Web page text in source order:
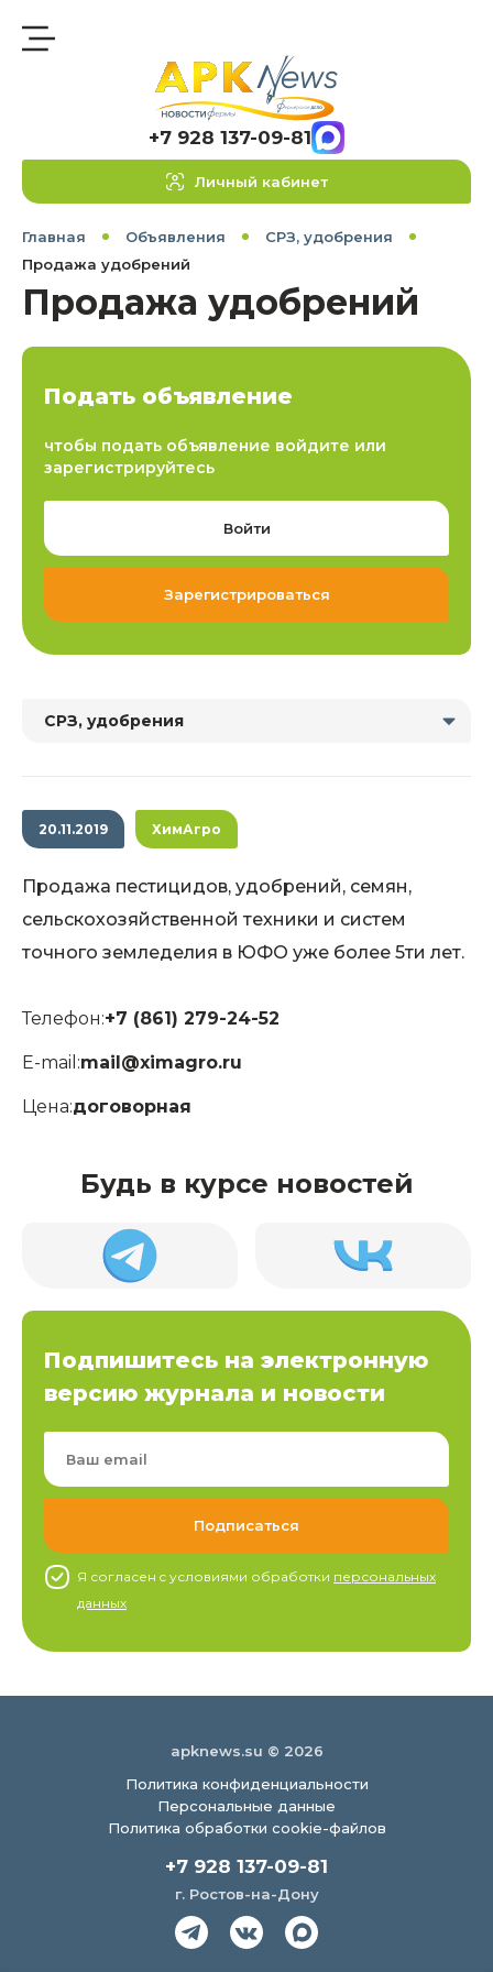
+7 928 137-09-81
Личный кабинет
Главная Объявления
СРЗ, удобрения
Продажа удобрений
Продажа удобрений
Подать объявление
чтобы подать объявление войдите или
зарегистрируйтесь
Войти
Зарегистрироваться
СРЗ, удобрения
20.11.2019 ХимАгро
Продажа пестицидов, удобрений, семян,
сельскохозяйственной техники и систем
точного земледелия в ЮФО уже более 5ти лет.
Телефон:+7 (861) 279-24-52
E-mail:mail@ximagro.ru
Цена:договорная
Будь в курсе новостей
Подпишитесь на электронную
версию журнала и новости
Я согласен c условиями обработки персональных
данных
apknews.su © 2026
Политика конфиденциальности
Персональные данные
Политика обработки cookie-файлов
+7 928 137-09-81
г. Ростов-на-Дону